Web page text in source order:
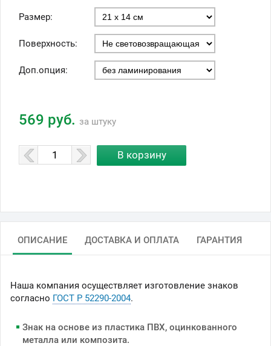
Размер:
Поверхность:
Доп.опция:
569 руб. за штуку
ОПИСАНИЕ ДОСТАВКА И ОПЛАТА ГАРАНТИЯ
Наша компания осуществляет изготовление знаков
согласно ГОСТ Р 52290-2004.
Знак на основе из пластика ПВХ, оцинкованного
металла или композита.